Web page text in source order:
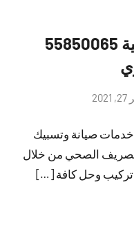
سباك فني صحي الفروانية 55850065
تعليقات
خدمات صيانة وتسبيك
الصحي من خلال
تركيب وحل كافة […]